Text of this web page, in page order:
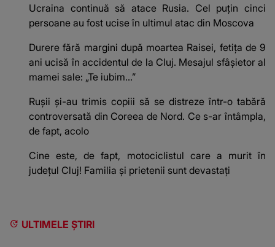
Ucraina continuă să atace Rusia. Cel puțin cinci
persoane au fost ucise în ultimul atac din Moscova
Durere fără margini după moartea Raisei, fetița de 9
ani ucisă în accidentul de la Cluj. Mesajul sfâșietor al
mamei sale: „Te iubim…”
Rușii și-au trimis copiii să se distreze într-o tabără
controversată din Coreea de Nord. Ce s-ar întâmpla,
de fapt, acolo
Cine este, de fapt, motociclistul care a murit în
județul Cluj! Familia și prietenii sunt devastați
ULTIMELE ȘTIRI